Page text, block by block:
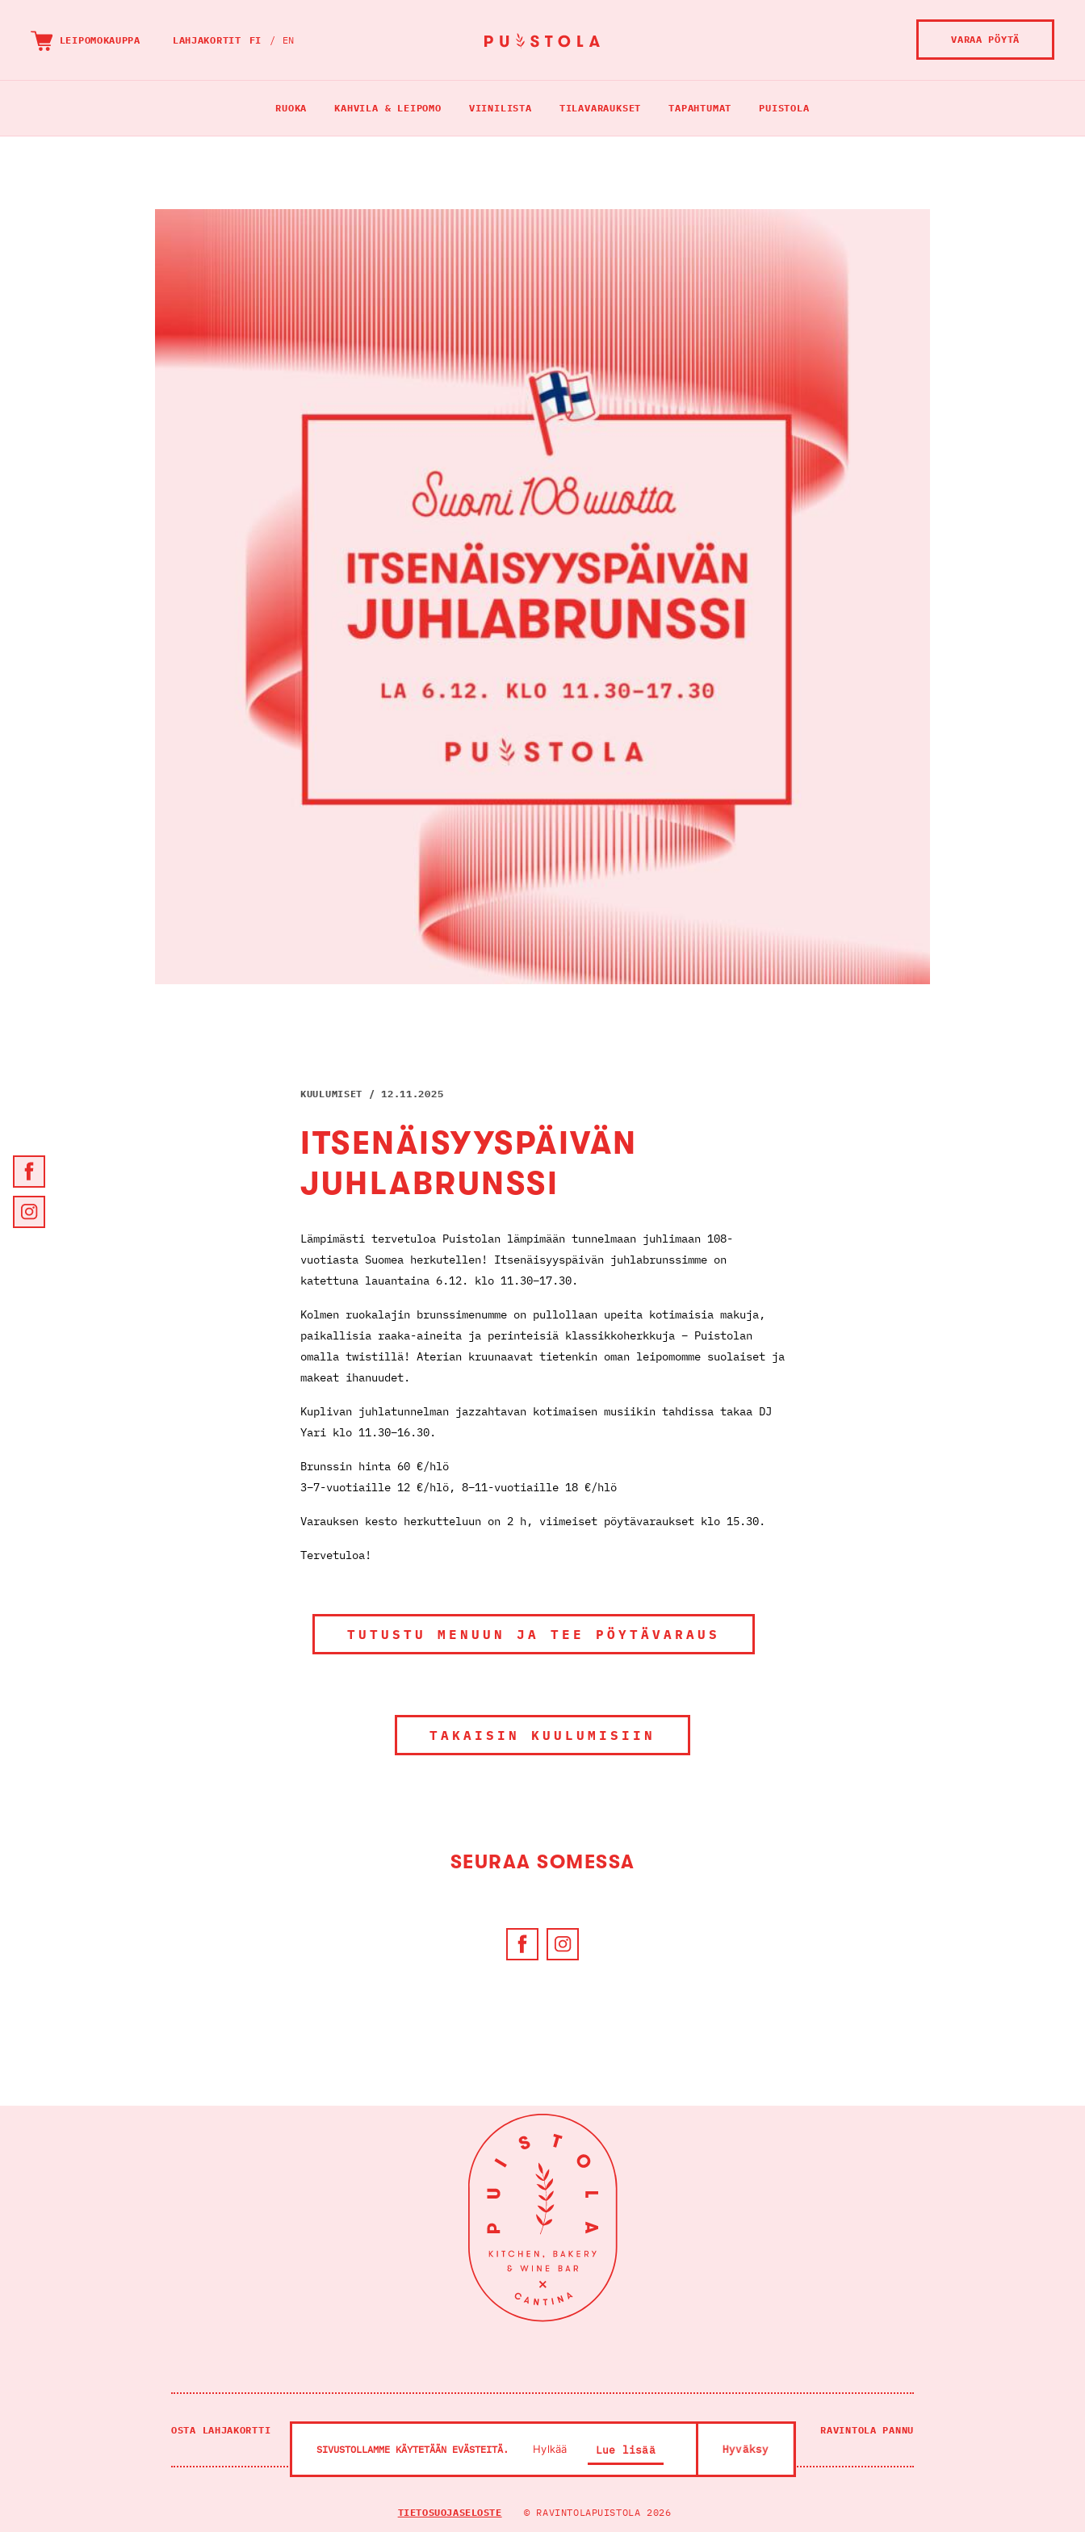
LEIPOMOKAUPPA LAHJAKORTIT FI EN VARAA PÖYTÄ
RUOKA KAHVILA & LEIPOMO VIINILISTA TILAVARAUKSET TAPAHTUMAT PUISTOLA
KUULUMISET / 12.11.2025
ITSENÄISYYSPÄIVÄN
JUHLABRUNSSI
Lämpimästi tervetuloa Puistolan lämpimään tunnelmaan juhlimaan 108-
vuotiasta Suomea herkutellen! Itsenäisyyspäivän juhlabrunssimme on
katettuna lauantaina 6.12. klo 11.30–17.30.
Kolmen ruokalajin brunssimenumme on pullollaan upeita kotimaisia makuja,
paikallisia raaka-aineita ja perinteisiä klassikkoherkkuja – Puistolan
omalla twistillä! Aterian kruunaavat tietenkin oman leipomomme suolaiset ja
makeat ihanuudet.
Kuplivan juhlatunnelman jazzahtavan kotimaisen musiikin tahdissa takaa DJ
Yari klo 11.30–16.30.
Brunssin hinta 60 €/hlö
3–7-vuotiaille 12 €/hlö, 8–11-vuotiaille 18 €/hlö
Varauksen kesto herkutteluun on 2 h, viimeiset pöytävaraukset klo 15.30.
Tervetuloa!
TUTUSTU MENUUN JA TEE PÖYTÄVARAUS
TAKAISIN KUULUMISIIN
SEURAA SOMESSA
OSTA LAHJAKORTTI RAVINTOLA PANNU
TIETOSUOJASELOSTE © RAVINTOLAPUISTOLA 2026
SIVUSTOLLAMME KÄYTETÄÄN EVÄSTEITÄ. Hyväksy
Hylkää Lue lisää